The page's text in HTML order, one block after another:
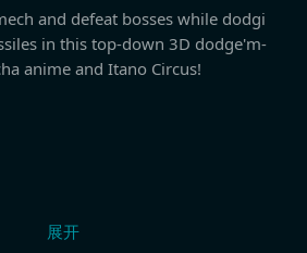
and defeat bosses while dodgi
in this top-down 3D dodge'm-
anime and Itano Circus!
展开